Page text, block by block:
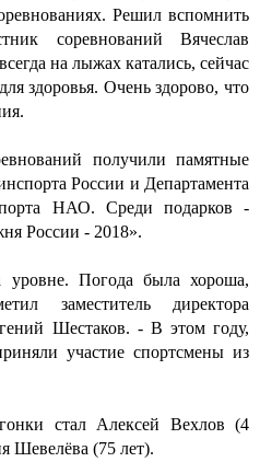
Решил вспомнить
соревнований Вячеслав
на лыжах катались, сейчас
здоровья. Очень здорово, что
получили памятные
России и Департамента
НАО. Среди подарков -
России - 2018».
Погода была хороша,
заместитель директора
Шестаков. - В этом году,
участие спортсмены из
стал Алексей Вехлов (4
Шевелёва (75 лет).